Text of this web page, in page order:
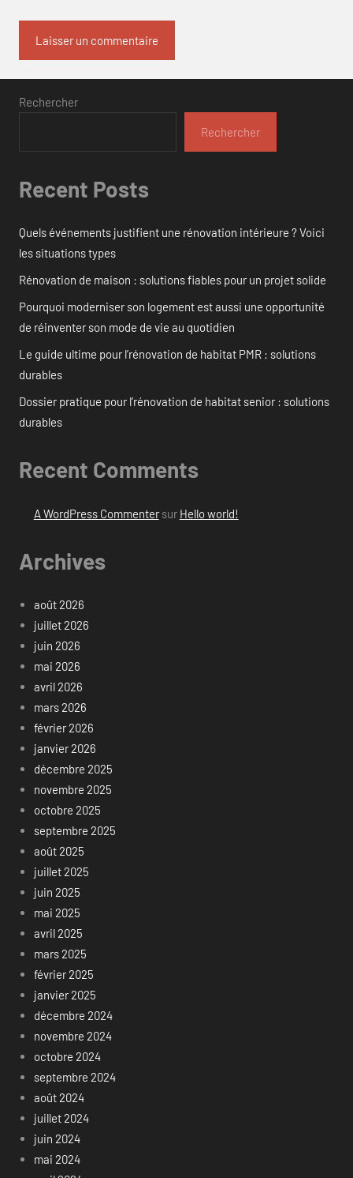
Rechercher
Rechercher
Recent Posts
Quels événements justifient une rénovation intérieure ? Voici
les situations types
Rénovation de maison : solutions fiables pour un projet solide
Pourquoi moderniser son logement est aussi une opportunité
de réinventer son mode de vie au quotidien
Le guide ultime pour l’rénovation de habitat PMR : solutions
durables
Dossier pratique pour l’rénovation de habitat senior : solutions
durables
Recent Comments
A WordPress Commentersur Hello world!
Archives
août 2026
juillet 2026
juin 2026
mai 2026
avril 2026
mars 2026
février 2026
janvier 2026
décembre 2025
novembre 2025
octobre 2025
septembre 2025
août 2025
juillet 2025
juin 2025
mai 2025
avril 2025
mars 2025
février 2025
janvier 2025
décembre 2024
novembre 2024
octobre 2024
septembre 2024
août 2024
juillet 2024
juin 2024
mai 2024